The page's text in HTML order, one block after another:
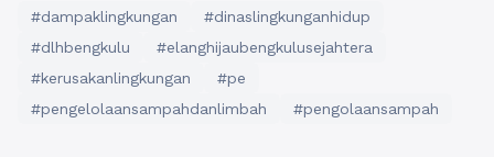
#dampaklingkungan
#dinaslingkunganhidup
#dlhbengkulu
#elanghijaubengkulusejahtera
#kerusakanlingkungan
#pe
#pengelolaansampahdanlimbah
#pengolaansampah